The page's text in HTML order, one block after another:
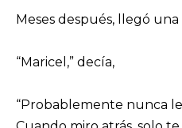
Meses después, llegó una
“Maricel,” decía,
“Probablemente nunca